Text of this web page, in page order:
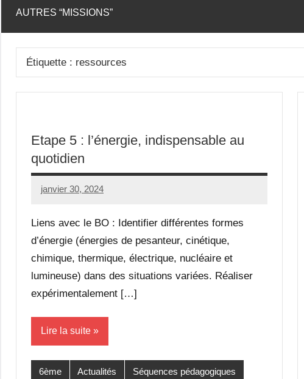
Ségo
AUTRES “MISSIONS”
Étiquette : ressources
Etape 5 : l’énergie, indispensable au
quotidien
janvier 30, 2024
Seg0_La_Vraie
Aucun
Liens avec le BO : Identifier différentes formes
d’énergie (énergies de pesanteur, cinétique,
chimique, thermique, électrique, nucléaire et
lumineuse) dans des situations variées. Réaliser
expérimentalement […]
Lire la suite
6ème Actualités Séquences pédagogiques